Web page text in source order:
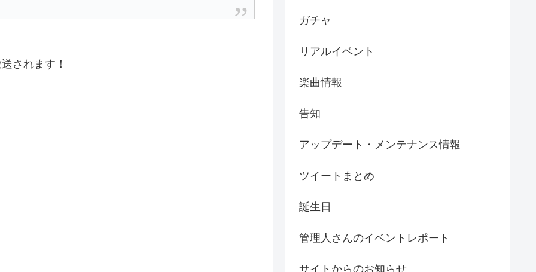
されます！
ガチャ
リアルイベント
楽曲情報
告知
アップデート・メンテナンス情報
ツイートまとめ
誕生日
管理人さんのイベントレポート
サイトからのお知らせ